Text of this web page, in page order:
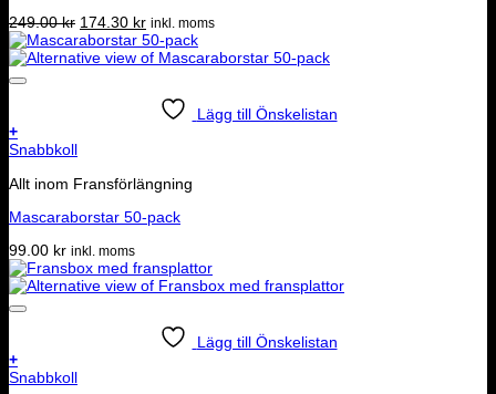
249.00kr Det
ursprungliga
priset
174.30 krDet
nuvarande
priset
inkl. moms
Lägg till Önskelistan
+
Snabbkoll
Allt inom Fransförlängning
Mascaraborstar 50-pack
99.00 kr inkl. moms
Lägg till Önskelistan
+
Snabbkoll